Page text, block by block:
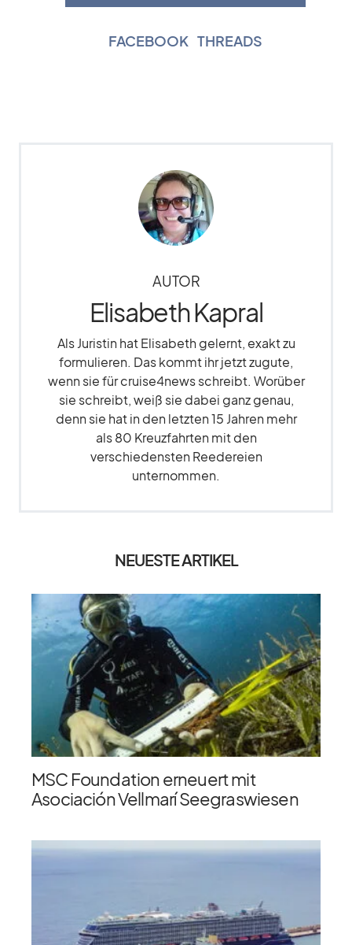
FACEBOOK THREADS
AUTOR
Elisabeth Kapral
Als Juristin hat Elisabeth gelernt, exakt zu
formulieren. Das kommt ihr jetzt zugute,
wenn sie für cruise4news schreibt. Worüber
sie schreibt, weiß sie dabei ganz genau,
denn sie hat in den letzten 15 Jahren mehr
als 80 Kreuzfahrten mit den
verschiedensten Reedereien
unternommen.
NEUESTE ARTIKEL
MSC Foundation erneuert mit
Asociación Vellmarí Seegraswiesen